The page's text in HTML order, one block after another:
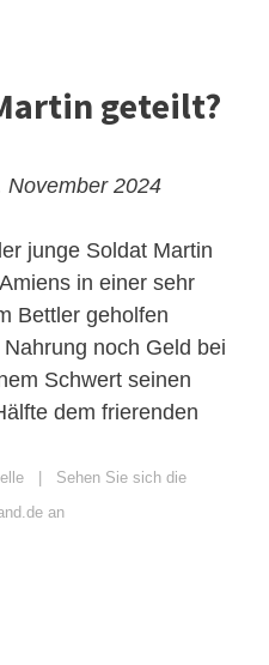
geteilt?
November 2024
junge Soldat Martin
in einer sehr
Bettler geholfen
noch Geld bei
Schwert seinen
dem frierenden
Sehen Sie sich die
an